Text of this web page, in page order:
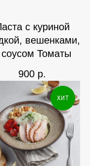
с куриной
вешенками,
Томаты
900 р.
ХИТ